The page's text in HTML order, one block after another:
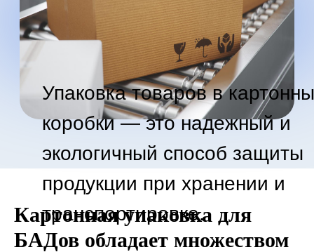
продукции при хранении и
транспортировке.
Картонная упаковка для
БАДов обладает множеством